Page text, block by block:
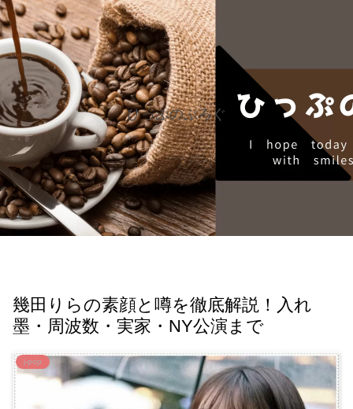
ひっぷのぶろぐ
幾田りらの素顔と噂を徹底解説！入れ
墨・周波数・実家・NY公演まで
j-pop